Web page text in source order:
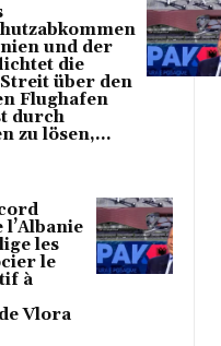
und der
die
über den
Flughafen
durch
zu lösen,...
les
le
à
Vlora